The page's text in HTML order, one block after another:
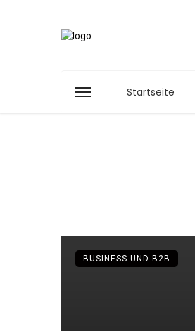
Startseite
BUSINESS UND B2B